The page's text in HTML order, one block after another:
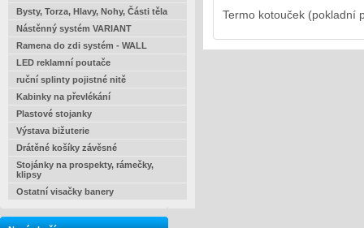
Bysty, Torza, Hlavy, Nohy, Části těla
Nástěnný systém VARIANT
Ramena do zdi systém - WALL
LED reklamní poutače
ruční splinty pojistné nitě
Kabinky na převlékání
Plastové stojanky
Výstava bižuterie
Drátěné košíky závěsné
Stojánky na prospekty, rámečky,
klipsy
Ostatní visačky banery
Termo kotouček (pokladní